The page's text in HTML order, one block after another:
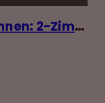
Komfortabel wohnen: 2-Zimmer-Wohnung mit EBK, Terrasse & ebenerdigem Zugang